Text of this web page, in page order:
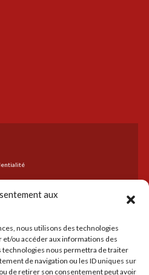
aux
nous utilisons des technologies
ou accéder aux informations des
technologies nous permettra de traiter
de navigation ou les ID uniques sur
de retirer son consentement peut avoir
disponible pour le moment.